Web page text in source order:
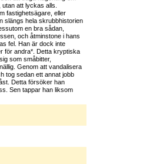
att lyckas alls.
fastighetsägare, eller
slängs hela skrubbhistorien
en bra sådan,
och åtminstone i hans
fel. Han är dock inte
för andra*. Detta kryptiska
som småbitter,
Genom att vandalisera
tog sedan ett annat jobb
Detta försöker han
Sen tappar han liksom